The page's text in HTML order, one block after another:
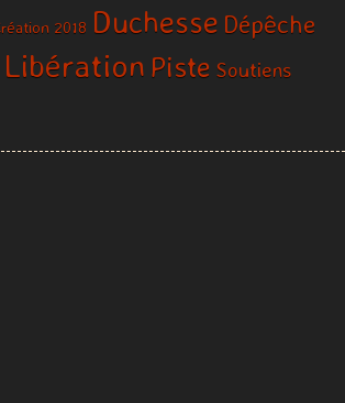
2018 Duchesse Dépêche
Libération Piste Soutiens